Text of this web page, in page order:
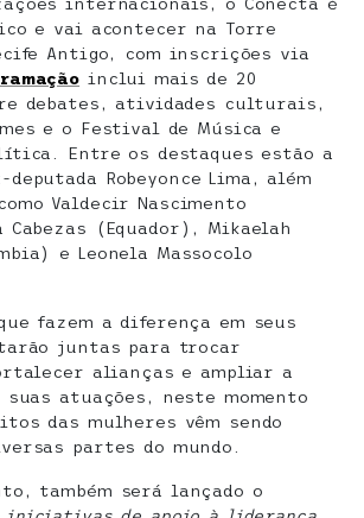
e vai acontecer na Torre
Antigo, com inscrições via
inclui mais de 20
debates, atividades culturais,
e o Festival de Música e
Entre os destaques estão a
deputada Robeyonce Lima, além
Valdecir Nascimento
(Equador), Mikaelah
e Leonela Massocolo
fazem a diferença em seus
juntas para trocar
alianças e ampliar a
atuações, neste momento
das mulheres vêm sendo
partes do mundo.
também será lançado o